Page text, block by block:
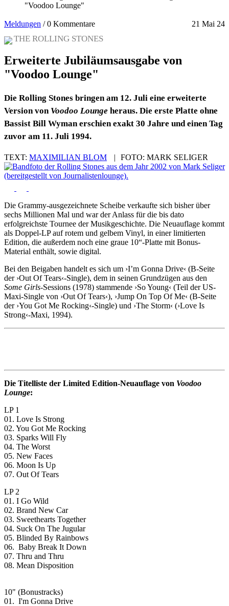
"Voodoo Lounge"
Meldungen 21 Mai 24
/0 Kommentare
THE ROLLING STONES
Erweiterte Jubiläumsausgabe von
"Voodoo Lounge"
Die Rolling Stones bringen am 12. Juli eine erweiterte
Version von Voodoo Lounge heraus. Die erste Platte ohne
Bassist Bill Wyman erschien exakt 30 Jahre und einen Tag
zuvor am 11. Juli 1994.
TEXT: MAXIMILIAN BLOM | FOTO: MARK SELIGER
Die Grammy-ausgezeichnete Scheibe verkaufte sich bisher über
sechs Millionen Mal und war der Anlass für die bis dato
erfolgreichste Tournee der Musikgeschichte. Die Neuauflage kommt
als Doppel-LP auf rotem und gelbem Vinyl, in einer limitierten
Edition, die außerdem noch eine graue 10“-Platte mit Bonus-
Material enthält, sowie digital.
Bei den Beigaben handelt es sich um ›I’m Gonna Drive‹ (B-Seite
der ›Out Of Tears‹-Single), dem in seinen Grundzügen aus den
Some Girls-Sessions (1978) stammende ›So Young‹ (Teil der US-
Maxi-Single von ›Out Of Tears‹), ›Jump On Top Of Me‹ (B-Seite
der ›You Got Me Rocking‹-Single) und ›The Storm‹ (›Love Is
Strong‹-Maxi, 1994).
Die Titelliste der Limited Edition-Neuauflage von Voodoo
Lounge:
LP 1
01. Love Is Strong
02. You Got Me Rocking
03. Sparks Will Fly
04. The Worst
05. New Faces
06. Moon Is Up
07. Out Of Tears
LP 2
01. I Go Wild
02. Brand New Car
03. Sweethearts Together
04. Suck On The Jugular
05. Blinded By Rainbows
06. Baby Break It Down
07. Thru and Thru
08. Mean Disposition
10" (Bonustracks)
01. I'm Gonna Drive